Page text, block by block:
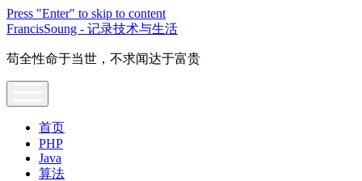
Press "Enter" to skip to content
FrancisSoung - 记录技术与生活
苟全性命于当世，不求闻达于富贵
首页
PHP
Java
算法